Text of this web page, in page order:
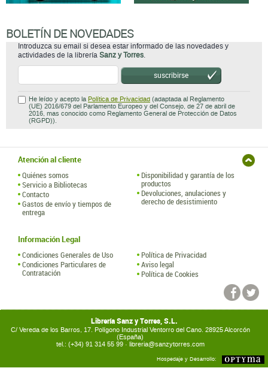
BOLETÍN DE NOVEDADES
Introduzca su email si desea estar informado de las novedades y
actividades de la librería Sanz y Torres.
suscribirse
He leído y acepto la Política de Privacidad (adaptada al Reglamento
(UE) 2016/679 del Parlamento Europeo y del Consejo, de 27 de abril de
2016, mas conocido como Reglamento General de Protección de Datos
(RGPD)).
Atención al cliente
Quiénes somos
Servicio a Bibliotecas
Contacto
Gastos de envío y tiempos de
entrega
Disponibilidad y garantía de los
productos
Devoluciones, anulaciones y
derecho de desistimiento
Información Legal
Condiciones Generales de Uso
Condiciones Particulares de
Contratación
Política de Privacidad
Aviso legal
Política de Cookies
Librería Sanz y Torres, S.L.
C/ Vereda de los Barros, 17. Polígono Industrial Ventorro del Cano. 28925 Alcorcón
(España)
tel.: (+34) 91 314 55 99 · libreria@sanzytorres.com
Hospedaje y Desarrollo: